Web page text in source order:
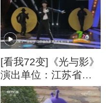
[看我72变]《光与影》
演出单位：江苏省张
家港市实验小学